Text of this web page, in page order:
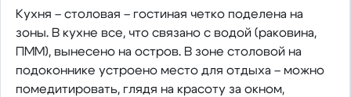
Кухня – столовая – гостиная четко поделена на
зоны. В кухне все, что связано с водой (раковина,
ПММ), вынесено на остров. В зоне столовой на
подоконнике устроено место для отдыха – можно
помедитировать, глядя на красоту за окном,